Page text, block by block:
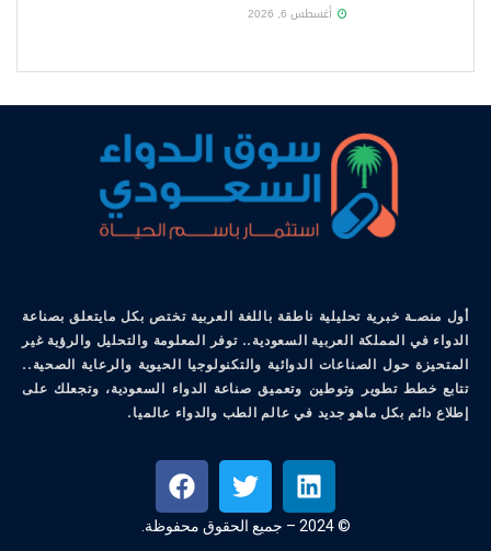
أغسطس 6, 2026
أول منصـة خبرية تحليلية ناطقة باللغة العربية تختص بكل مايتعلق بصناعة
الدواء في المملكة العربية السعودية.. توفر المعلومة والتحليل والرؤية غير
المتحيزة حول الصناعات الدوائية والتكنولوجيا الحيوية والرعاية الصحية..
تتابع خطط تطوير وتوطين وتعميق صناعة الدواء السعودية، وتجعلك على
إطلاع دائم بكل ماهو جديد في عالم الطب والدواء عالميا.
© 2024 – جميع الحقوق محفوظة.